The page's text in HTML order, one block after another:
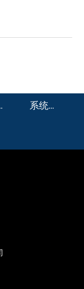
> 系统平台 >